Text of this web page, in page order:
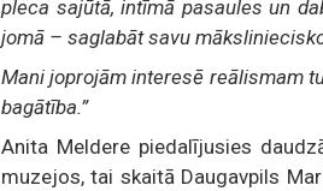
pleca sajūtā, intīmā pasaules un
jomā – saglabāt savu
Mani joprojām interesē reālismam
bagātība.”
Anita Meldere piedalījusies
muzejos, tai skaitā Daugavpils